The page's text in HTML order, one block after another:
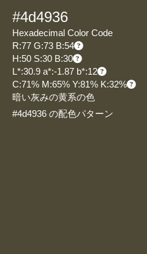
#4d4936
Hexadecimal Color Code
R:77 G:73 B:54
H:50 S:30 B:30
L*:30.9 a*:-1.87 b*:12
C:71% M:65% Y:81% K:32%
暗い灰みの黄系の色
#4d4936 の配色パターン